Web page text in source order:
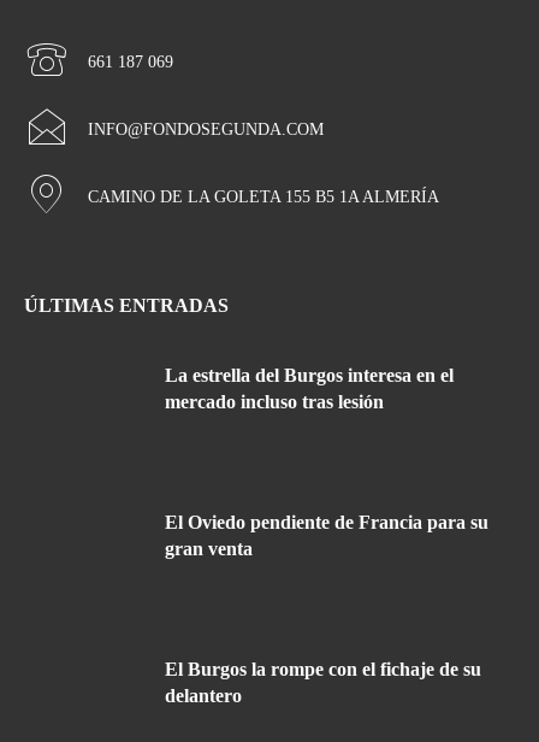
661 187 069
INFO@FONDOSEGUNDA.COM
CAMINO DE LA GOLETA 155 B5 1A ALMERÍA
ÚLTIMAS ENTRADAS
La estrella del Burgos interesa en el
mercado incluso tras lesión
El Oviedo pendiente de Francia para su
gran venta
El Burgos la rompe con el fichaje de su
delantero